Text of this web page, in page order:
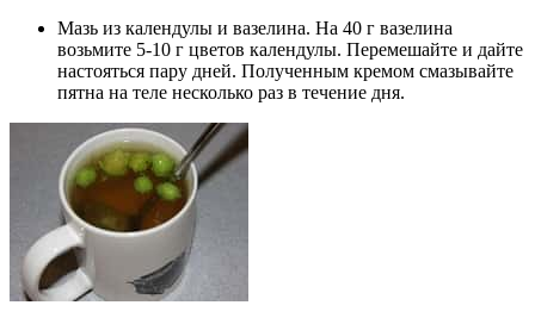
Мазь из календулы и вазелина. На 40 г вазелина
возьмите 5-10 г цветов календулы. Перемешайте и дайте
настояться пару дней. Полученным кремом смазывайте
пятна на теле несколько раз в течение дня.